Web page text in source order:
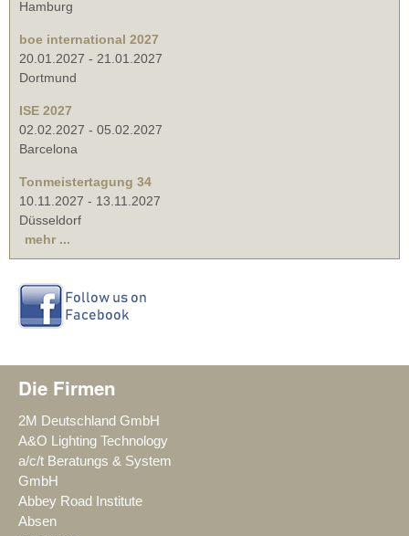
Hamburg
boe international 2027
20.01.2027 - 21.01.2027
Dortmund
ISE 2027
02.02.2027 - 05.02.2027
Barcelona
Tonmeistertagung 34
10.11.2027 - 13.11.2027
Düsseldorf
mehr ...
Die Firmen
2M Deutschland GmbH
A&O Lighting Technology
a/c/t Beratungs & System
GmbH
Abbey Road Institute
Absen